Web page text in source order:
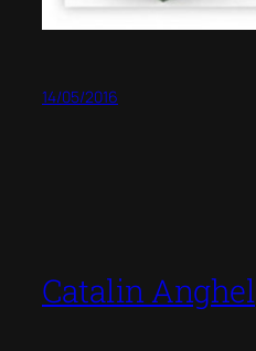
14/05/2016
Catalin Anghel